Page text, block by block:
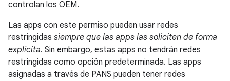
controlan los OEM.
Las apps con este permiso pueden usar redes
restringidas siempre que las apps las soliciten de forma
explícita. Sin embargo, estas apps no tendrán redes
restringidas como opción predeterminada. Las apps
asignadas a través de PANS pueden tener redes